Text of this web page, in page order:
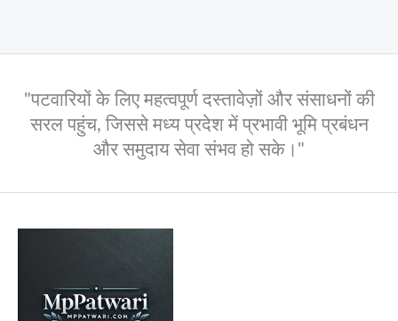
"पटवारियों के लिए महत्वपूर्ण दस्तावेज़ों और संसाधनों की
सरल पहुंच, जिससे मध्य प्रदेश में प्रभावी भूमि प्रबंधन
और समुदाय सेवा संभव हो सके।"